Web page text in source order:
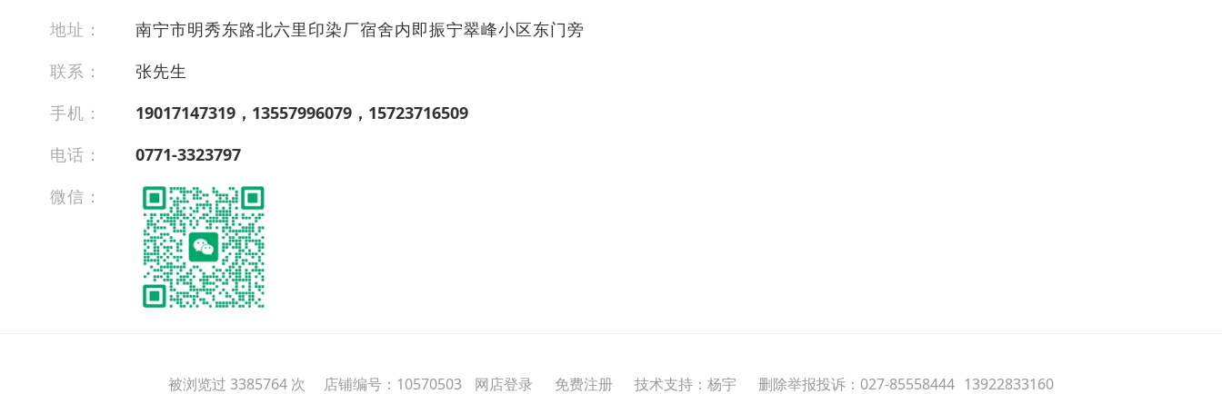
地址：
南宁市明秀东路北六里印染厂宿舍内即振宁翠峰小区东门旁
联系：
张先生
手机：
19017147319，13557996079，15723716509
电话：
0771-3323797
微信：
被浏览过 3385764 次 店铺编号：10570503 网店登录 免费注册 技术支持：杨宇 删除举报投诉：027-85558444 13922833160